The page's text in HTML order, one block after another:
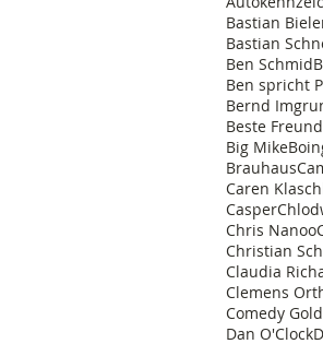
Bastian
Bastian
Ben Schmid
Ben spricht
Bernd
Beste
Big Mike
Brauhaus
Caren
Casper
Chris Nanoo
Christian
Claudia
Clemens
Comedy Gold
Dan O'Clock